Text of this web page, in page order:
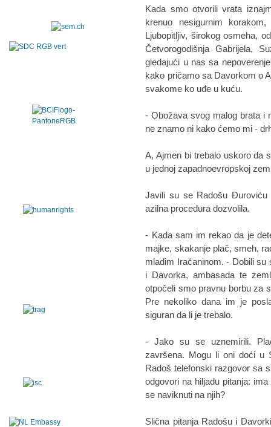
Kada smo otvorili vrata
krenuo nesigurnim
Ljubopitljiv, širokog osmeha,
Četvorogodišnja Gabrijela,
gledajući u nas sa
kako pričamo sa Davorkom o
svakome ko uđe u kuću.
- Obožava svog malog brata i
ne znamo ni kako ćemo mi -
A, Ajmen bi trebalo uskoro da
u jednoj zapadnoevropskoj
Javili su se Radošu Đuroviću
azilna procedura dozvolila.
- Kada sam im rekao da je
majke, skakanje plač, smeh,
mladim Iračaninom. - Dobili su
i Davorka, ambasada te
otpočeli smo pravnu borbu za
Pre nekoliko dana im je
siguran da li je trebalo.
- Jako su se uznemirili.
završena. Mogu li oni doći u
Radoš telefonski razgovor sa
odgovori na hiljadu pitanja:
se naviknuti na njih?
Slična pitanja Radošu i